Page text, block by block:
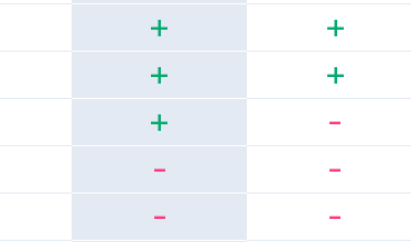
+ +
+ +
+ -
- -
- -